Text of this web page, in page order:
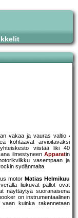
vakaa ja vauras valtio
kohtaavat arvioitavaksi
viistää liki 40
ilmestyneen Apparatin
vasempaan ja
sydänmaita.
motor Matias Helmikuu
liukuvat pallot ovat
näyttäytyä suoranaisena
on instrumentaalinen
vaan kuinka rakennetaan